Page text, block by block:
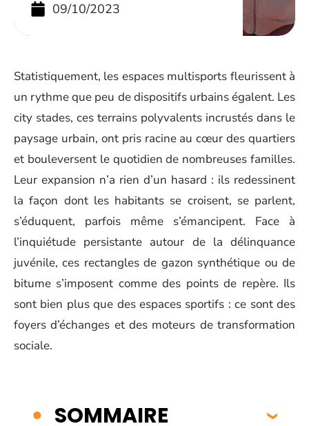
09/10/2023
Statistiquement, les espaces multisports fleurissent à
un rythme que peu de dispositifs urbains égalent. Les
city stades, ces terrains polyvalents incrustés dans le
paysage urbain, ont pris racine au cœur des quartiers
et bouleversent le quotidien de nombreuses familles.
Leur expansion n’a rien d’un hasard : ils redessinent
la façon dont les habitants se croisent, se parlent,
s’éduquent, parfois même s’émancipent. Face à
l’inquiétude persistante autour de la délinquance
juvénile, ces rectangles de gazon synthétique ou de
bitume s’imposent comme des points de repère. Ils
sont bien plus que des espaces sportifs : ce sont des
foyers d’échanges et des moteurs de transformation
sociale.
SOMMAIRE